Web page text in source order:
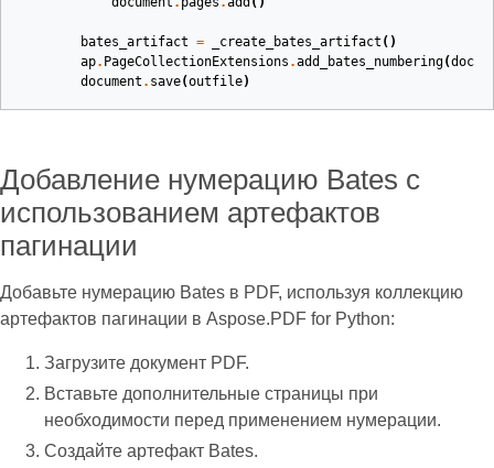
bates_artifact = _create_bates_artifact ()
ap. PageCollectionExtensions .add_bates_numbering(
document . save(outfile)
Добавление нумерацию Bates с
использованием артефактов
пагинации
Добавьте нумерацию Bates в PDF, используя коллекцию
артефактов пагинации в Aspose.PDF for Python:
Загрузите документ PDF.
Вставьте дополнительные страницы при
необходимости перед применением нумерации.
Создайте артефакт Bates.